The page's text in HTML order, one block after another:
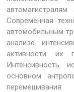
Современная
автомобильным
анализе
активности их
Интенсивность
основном